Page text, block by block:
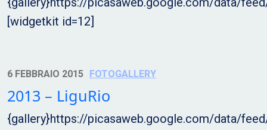
[widgetkit id=12]
6 FEBBRAIO 2015 FOTOGALLERY
2013 – LiguRio
{gallery}https://picasaweb.google.com/data/